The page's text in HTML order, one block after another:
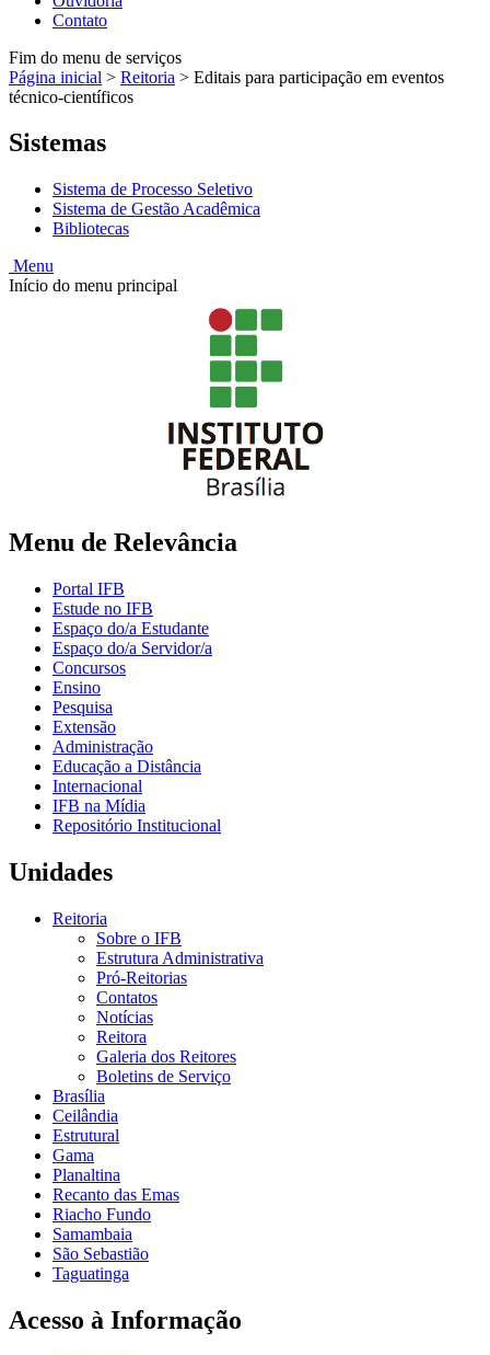
Contato
Fim do menu de serviços
Página inicial > Reitoria > Editais para participação em eventos
técnico-científicos
Sistemas
Sistema de Processo Seletivo
Sistema de Gestão Acadêmica
Bibliotecas
Menu
Início do menu principal
Menu de Relevância
Portal IFB
Estude no IFB
Espaço do/a Estudante
Espaço do/a Servidor/a
Concursos
Ensino
Pesquisa
Extensão
Administração
Educação a Distância
Internacional
IFB na Mídia
Repositório Institucional
Unidades
Reitoria
Sobre o IFB
Estrutura Administrativa
Pró-Reitorias
Contatos
Notícias
Reitora
Galeria dos Reitores
Boletins de Serviço
Brasília
Ceilândia
Estrutural
Gama
Planaltina
Recanto das Emas
Riacho Fundo
Samambaia
São Sebastião
Taguatinga
Acesso à Informação